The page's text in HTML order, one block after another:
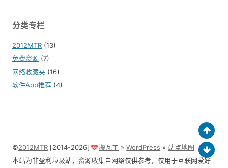
分类专栏
2012MTR (13)
免费资源 (7)
网络收藏夹 (16)
软件App推荐 (4)
©2012MTR ⌈2014-2026⌋ 搬瓦工 »WordPress »站点地图
本站为非盈利垃圾站，资源收集自网络仅供参考，仅用于互联网爱好